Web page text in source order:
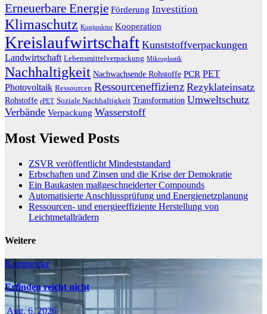
Erneuerbare Energie Förderung Investition
Klimaschutz Konjunktur Kooperation
Kreislaufwirtschaft Kunststoffverpackungen
Landwirtschaft Lebensmittelverpackung Mikroplastik
Nachhaltigkeit Nachwachsende Rohstoffe PCR PET
Photovoltaik Ressourcen Ressourceneffizienz Rezyklateinsatz
Rohstoffe rPET Soziale Nachhaltigkeit Transformation Umweltschutz
Verbände Verpackung Wasserstoff
Most Viewed Posts
ZSVR veröffentlicht Mindeststandard
Erbschaften und Zinsen und die Krise der Demokratie
Ein Baukasten maßgeschneiderter Compounds
Automatisierte Anschlussprüfung und Energienetzplanung
Ressourcen- und energieeffiziente Herstellung von
Leichtmetallrädern
Weitere
Kommentar
Erfinden reicht nicht
Aug. 6, 2026